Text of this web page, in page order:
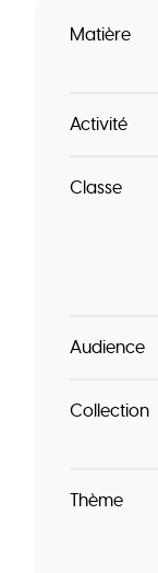
Matière
Activité
Classe
Audience
Collection
Thème